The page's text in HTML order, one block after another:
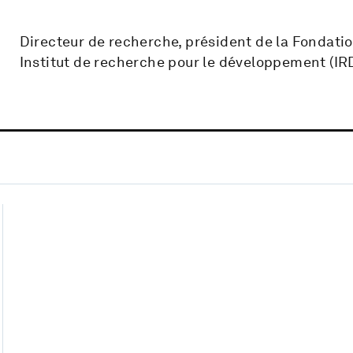
Directeur de recherche, président de la
Institut de recherche pour le développement